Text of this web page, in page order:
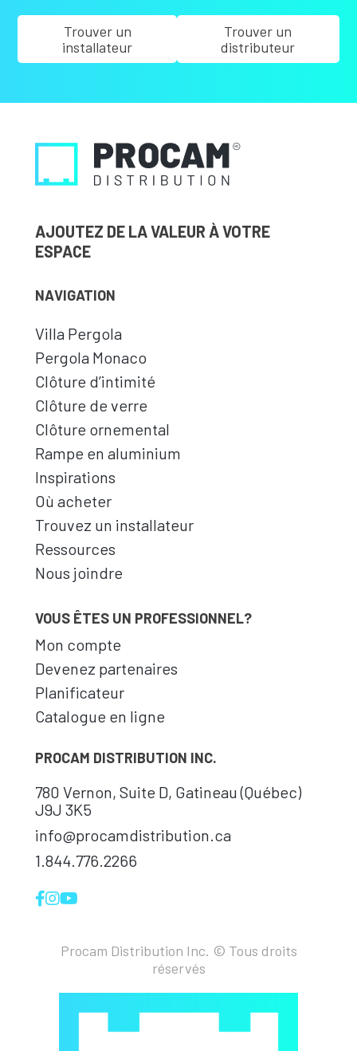
Trouver un
installateur
Trouver un
distributeur
AJOUTEZ DE LA VALEUR À VOTRE
ESPACE
NAVIGATION
Villa Pergola
Pergola Monaco
Clôture d’intimité
Clôture de verre
Clôture ornemental
Rampe en aluminium
Inspirations
Où acheter
Trouvez un installateur
Ressources
Nous joindre
VOUS ÊTES UN PROFESSIONNEL?
Mon compte
Devenez partenaires
Planificateur
Catalogue en ligne
PROCAM DISTRIBUTION INC.
780 Vernon, Suite D, Gatineau (Québec)
J9J 3K5
info@procamdistribution.ca
1.844.776.2266
Procam Distribution Inc. © Tous droits
réservés